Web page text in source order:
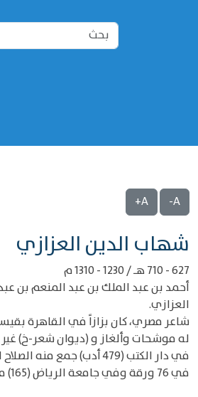
A-
A+
‌‌شهاب الدين العزازي
627 - 710 هـ / 1230 - 1310 م
أحمد بن عبد الملك بن عبد المنعم بن
العزازي.
شاعر مصري، كان بزازاً في القاهرة
له موشحات وألغاز و (ديوان شعر-خ) غير
في دار الكتب (479 أدب) جمع
في 76 ورقة وفي جامعة الرياض (165) مختارات لعلها هي